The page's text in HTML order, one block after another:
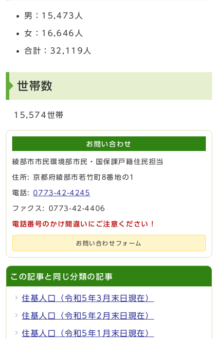
男：15,473人
女：16,646人
合計：32,119人
世帯数
15,574世帯
お問い合わせ
綾部市市民環境部市民・国保課戸籍住民担当
住所: 京都府綾部市若竹町8番地の1
電話:0773-42-4245
ファクス: 0773-42-4406
電話番号のかけ間違いにご注意ください！
お問い合わせフォーム
この記事と同じ分類の記事
住基人口（令和5年3月末日現在）
住基人口（令和5年2月末日現在）
住基人口（令和5年1月末日現在）